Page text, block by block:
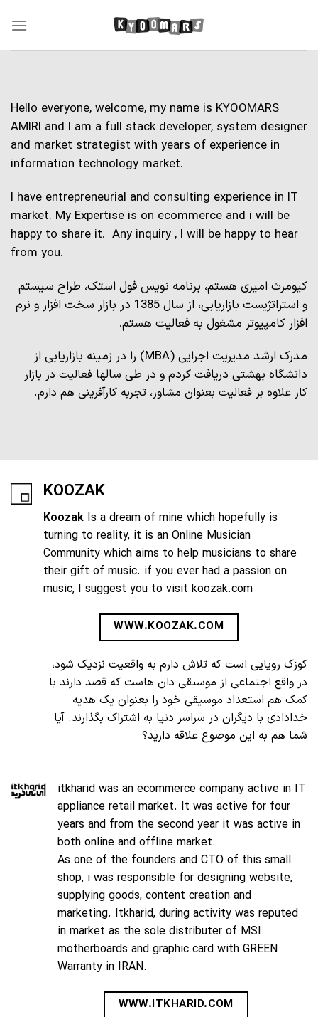
Hello everyone, welcome, my name is KYOOMARS
AMIRI and I am a full stack developer, system designer
and market strategist with years of experience in
information technology market.
I have entrepreneurial and consulting experience in IT
market. My Expertise is on ecommerce and i will be
happy to share it. Any inquiry , I will be happy to hear
from you.
کیومرث امیری هستم، برنامه نویس فول استک، طراح سیستم
و استراتژیست بازاریابی، از سال 1385 در بازار سخت افزار و نرم
افزار کامپیوتر مشغول به فعالیت هستم.
مدرک ارشد مدیریت اجرایی (MBA) را در زمینه بازاریابی از
دانشگاه بهشتی دریافت کردم و در طی سالها فعالیت در بازار
کار علاوه بر فعالیت بعنوان مشاور، تجربه کارآفرینی هم دارم.
KOOZAK
Koozak Is a dream of mine which hopefully is
turning to reality, it is an Online Musician
Community which aims to help musicians to share
their gift of music. if you ever had a passion on
music, I suggest you to visit koozak.com
WWW.KOOZAK.COM
کوزک رویایی است که تلاش دارم به واقعیت نزدیک شود،
در واقع اجتماعی از موسیقی دان هاست که قصد دارند با
کمک هم استعداد موسیقی خود را بعنوان یک هدیه
خدادادی با دیگران در سراسر دنیا به اشتراک بگذارند. آیا
شما هم به این موضوع علاقه دارید؟
itkharid was an ecommerce company active in IT
appliance retail market. It was active for four
years and from the second year it was active in
both online and offline market.
As one of the founders and CTO of this small
shop, i was responsible for designing website,
supplying goods, content creation and
marketing. Itkharid, during activity was reputed
in market as the sole distributer of MSI
motherboards and graphic card with GREEN
Warranty in IRAN.
WWW.ITKHARID.COM